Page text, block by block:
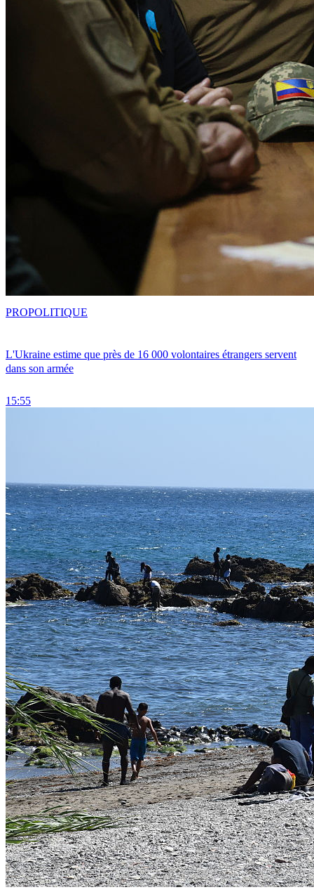
L'Ukraine estime que près de 16 000 volontaires étrangers servent
dans son armée
15:55
PROPOLITIQUE